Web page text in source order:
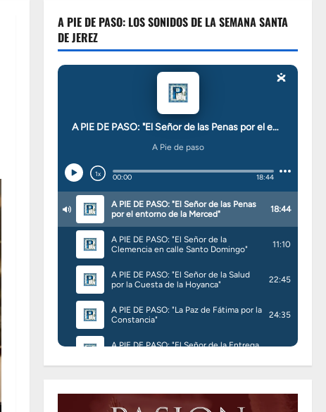
A PIE DE PASO: LOS SONIDOS DE LA SEMANA SANTA
DE JEREZ